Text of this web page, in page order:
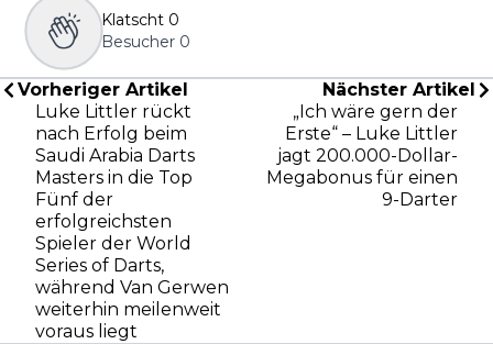
Klatscht 0
Besucher 0
Vorheriger Artikel
Luke Littler rückt
nach Erfolg beim
Saudi Arabia Darts
Masters in die Top
Fünf der
erfolgreichsten
Spieler der World
Series of Darts,
während Van Gerwen
weiterhin meilenweit
voraus liegt
Nächster Artikel
„Ich wäre gern der
Erste“ – Luke Littler
jagt 200.000-Dollar-
Megabonus für einen
9-Darter